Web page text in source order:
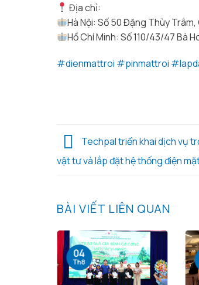
Địa chỉ:
Hà Nội: Số 50 Đặng Thùy Trâm,
Hồ Chí Minh: Số 110/43/47 Bà
#dienmattroi #pinmattroi #
Techpal triển khai dịch vụ
vật tư và lắp đặt hệ thống điện
BÀI VIẾT LIÊN QUAN
04
Th8